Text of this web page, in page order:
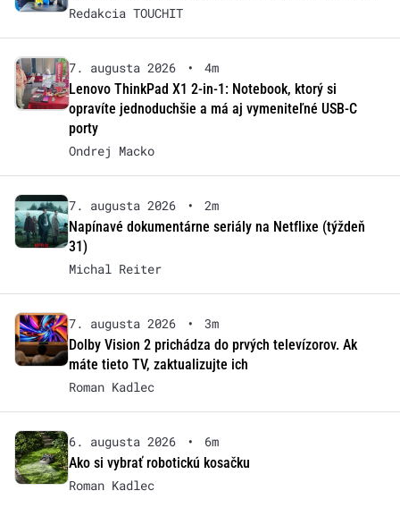
Redakcia TOUCHIT
7. augusta 2026 •
4m
Lenovo ThinkPad X1 2-in-1: Notebook, ktorý si
opravíte jednoduchšie a má aj vymeniteľné USB-C
porty
Ondrej Macko
7. augusta 2026 •
2m
Napínavé dokumentárne seriály na Netflixe (týždeň
31)
Michal Reiter
7. augusta 2026 •
3m
Dolby Vision 2 prichádza do prvých televízorov. Ak
máte tieto TV, zaktualizujte ich
Roman Kadlec
6. augusta 2026 •
6m
Ako si vybrať robotickú kosačku
Roman Kadlec